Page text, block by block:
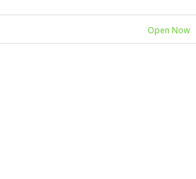
Open Now